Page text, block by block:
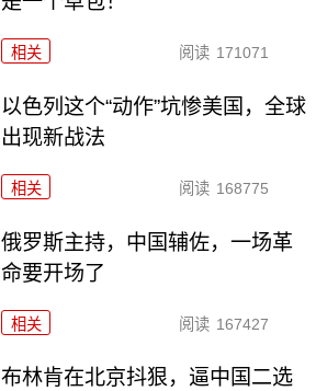
相关 阅读 171071
以色列这个“动作”坑惨美国，全球
出现新战法
相关 阅读 168775
俄罗斯主持，中国辅佐，一场革
命要开场了
相关 阅读 167427
布林肯在北京抖狠，逼中国二选